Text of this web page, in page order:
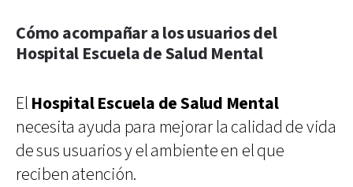
Cómo acompañar a los usuarios del
Hospital Escuela de Salud Mental
El Hospital Escuela de Salud Mental
necesita ayuda para mejorar la calidad de vida
de sus usuarios y el ambiente en el que
reciben atención.